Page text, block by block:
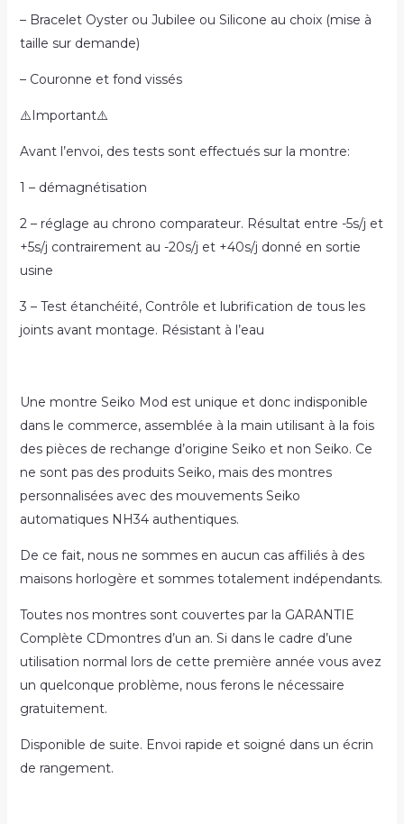
– Bracelet Oyster ou Jubilee ou Silicone au choix (mise à
taille sur demande)
– Couronne et fond vissés
⚠️Important⚠️
Avant l’envoi, des tests sont effectués sur la montre:
1 – démagnétisation
2 – réglage au chrono comparateur. Résultat entre -5s/j et
+5s/j contrairement au -20s/j et +40s/j donné en sortie
usine
3 – Test étanchéité, Contrôle et lubrification de tous les
joints avant montage. Résistant à l’eau
Une montre Seiko Mod est unique et donc indisponible
dans le commerce, assemblée à la main utilisant à la fois
des pièces de rechange d’origine Seiko et non Seiko. Ce
ne sont pas des produits Seiko, mais des montres
personnalisées avec des mouvements Seiko
automatiques NH34 authentiques.
De ce fait, nous ne sommes en aucun cas affiliés à des
maisons horlogère et sommes totalement indépendants.
Toutes nos montres sont couvertes par la GARANTIE
Complète CDmontres d’un an. Si dans le cadre d’une
utilisation normal lors de cette première année vous avez
un quelconque problème, nous ferons le nécessaire
gratuitement.
Disponible de suite. Envoi rapide et soigné dans un écrin
de rangement.